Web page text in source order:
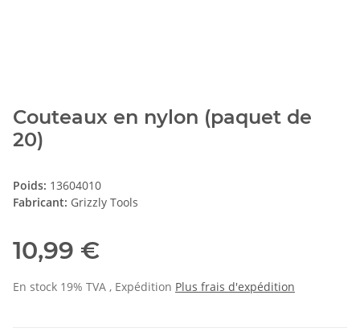
Couteaux en nylon (paquet de
20)
Poids: 13604010
Fabricant: Grizzly Tools
10,99 €
En stock 19% TVA , Expédition Plus frais d'expédition